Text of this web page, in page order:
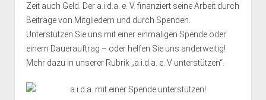
Zeit auch Geld. Der a.i.d.a. e. V. finanziert seine Arbeit durch
Beiträge von Mitgliedern und durch Spenden.
Unterstützen Sie uns mit einer einmaligen Spende oder
einem Dauerauftrag – oder helfen Sie uns anderweitig!
Mehr dazu in unserer Rubrik „a.i.d.a. e. V unterstützen“.